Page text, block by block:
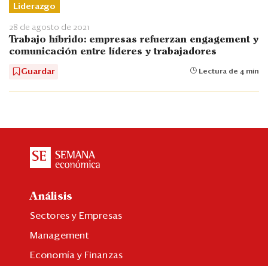
Liderazgo
28 de agosto de 2021
Trabajo híbrido: empresas refuerzan engagement y
comunicación entre líderes y trabajadores
Guardar Lectura de 4 min
Análisis
Sectores y Empresas
Management
Economía y Finanzas